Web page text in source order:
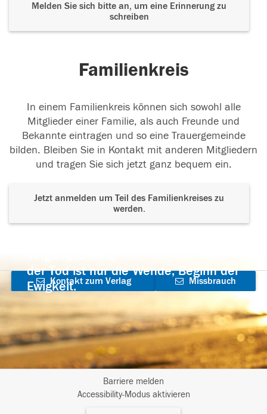
Melden Sie sich bitte an, um eine Erinnerung zu
schreiben
Familienkreis
In einem Familienkreis können sich sowohl alle
Mitglieder einer Familie, als auch Freunde und
Bekannte eintragen und so eine Trauergemeinde
bilden. Bleiben Sie in Kontakt mit anderen Mitgliedern
und tragen Sie sich jetzt ganz bequem ein.
Jetzt anmelden um Teil des Familienkreises zu
werden.
der Tod ist nur die Wende, Beginn der
Ewigkeit.
Kontakt zum Verlag
aufnehmen
Missbrauch
Barriere melden
Accessibility-Modus aktivieren